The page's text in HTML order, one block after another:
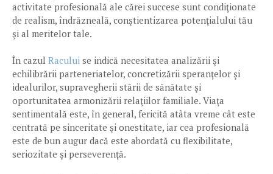
activitate profesională ale cărei succese sunt condiţionate
de realism, îndrăzneală, conştientizarea potenţialului tău
şi al meritelor tale.
În cazul Racului se indică necesitatea analizării şi
echilibrării parteneriatelor, concretizării speranţelor şi
idealurilor, supravegherii stării de sănătate şi
oportunitatea armonizării relaţiilor familiale. Viaţa
sentimentală este, în general, fericită atâta vreme cât este
centrată pe sinceritate şi onestitate, iar cea profesională
este de bun augur dacă este abordată cu flexibilitate,
seriozitate şi perseverenţă.